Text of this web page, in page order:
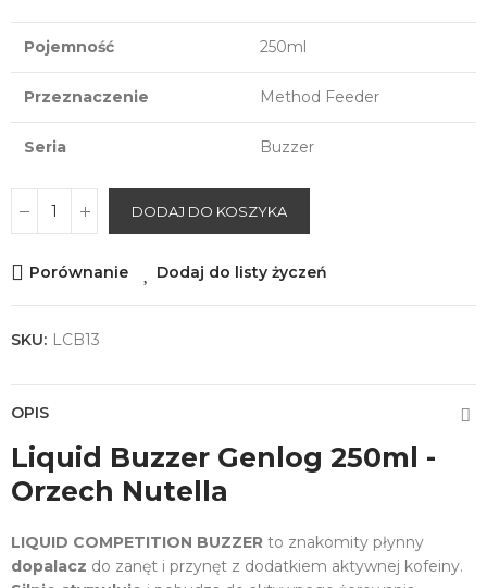
Pojemność 250ml
Przeznaczenie Method Feeder
Seria Buzzer
DODAJ DO KOSZYKA
Porównanie Dodaj do listy życzeń
SKU: LCB13
OPIS
Liquid Buzzer Genlog 250ml -
Orzech Nutella
LIQUID COMPETITION BUZZER to znakomity płynny
dopalacz do zanęt i przynęt z dodatkiem aktywnej kofeiny.